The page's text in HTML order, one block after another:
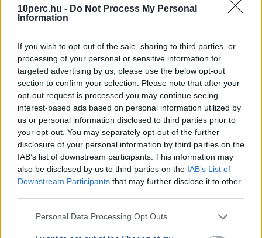
10perc.hu - Do Not Process My Personal
Information
If you wish to opt-out of the sale, sharing to third parties, or
processing of your personal or sensitive information for
targeted advertising by us, please use the below opt-out
section to confirm your selection. Please note that after your
opt-out request is processed you may continue seeing
interest-based ads based on personal information utilized by
us or personal information disclosed to third parties prior to
your opt-out. You may separately opt-out of the further
disclosure of your personal information by third parties on the
IAB’s list of downstream participants. This information may
also be disclosed by us to third parties on the IAB’s List of
Downstream Participants that may further disclose it to other
Personal Data Processing Opt Outs
Egyesült Államok Irán Kőolaj Gazdaság Hormuzi-szoros
Scott Bessent amerikai pénzügyminiszter szerint még